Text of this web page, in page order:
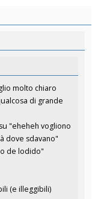
molto chiaro
di grande
"eheheh vogliono
dove sdavano"
de lodido"
(e illeggibili)